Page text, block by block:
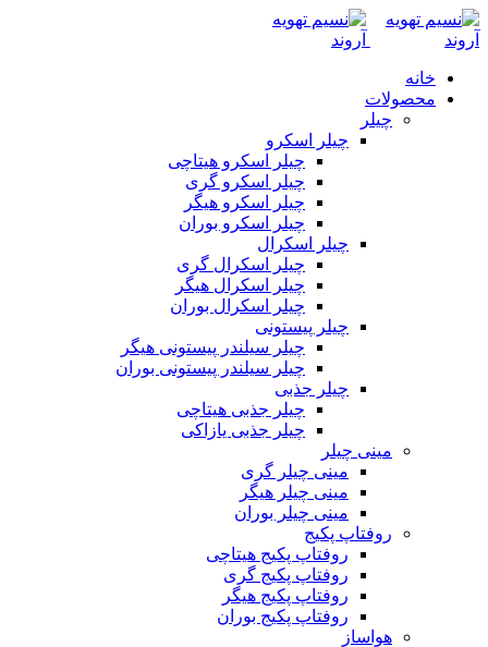
خانه
محصولات
چیلر
چیلر اسکرو
چیلر اسکرو هیتاچی
چیلر اسکرو گری
چیلر اسکرو هیگر
چیلر اسکرو بوران
چیلر اسکرال
چیلر اسکرال گری
چیلر اسکرال هیگر
چیلر اسکرال بوران
چیلر پیستونی
چیلر سیلندر پیستونی هیگر
چیلر سیلندر پیستونی بوران
چیلر جذبی
چیلر جذبی هیتاچی
چیلر جذبی یازاکی
مینی چیلر
مینی چیلر گری
مینی چیلر هیگر
مینی چیلر بوران
روفتاپ پکیج
روفتاپ پکیج هیتاچی
روفتاپ پکیج گری
روفتاپ پکیج هیگر
روفتاپ پکیج بوران
هواساز